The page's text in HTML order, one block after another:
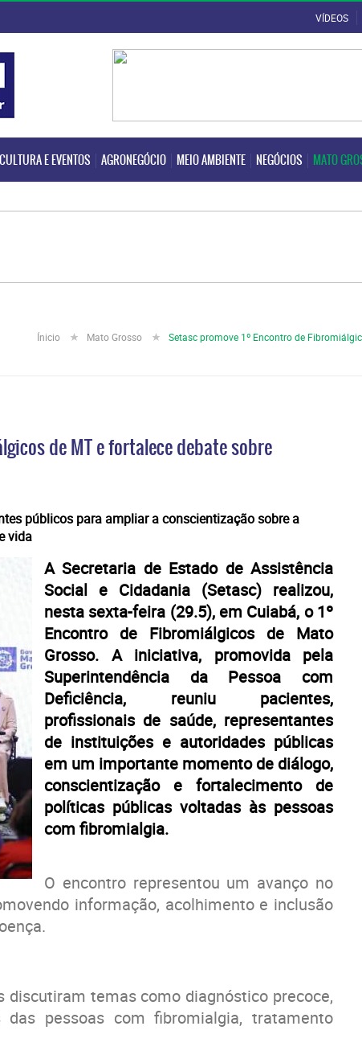
VÍDEOS
CULTURA E EVENTOS AGRONEGÓCIO MEIO AMBIENTE NEGÓCIOS MATO
MATO
Ínicio Mato Grosso Setasc promove 1º Encontro de
de MT e fortalece debate sobre
públicos para ampliar a conscientização sobre a
vida
A Secretaria de Estado de Assistência
Social e Cidadania (Setasc) realizou,
nesta sexta-feira (29.5), em Cuiabá, o 1º
Encontro de Fibromiálgicos de Mato
Grosso. A iniciativa, promovida pela
Superintendência da Pessoa com
Deficiência, reuniu pacientes,
profissionais de saúde, representantes
de instituições e autoridades públicas
em um importante momento de diálogo,
conscientização e fortalecimento de
políticas públicas voltadas às pessoas
com fibromialgia.
O encontro representou um avanço no
informação, acolhimento e inclusão
discutiram temas como diagnóstico precoce,
pessoas com fibromialgia, tratamento